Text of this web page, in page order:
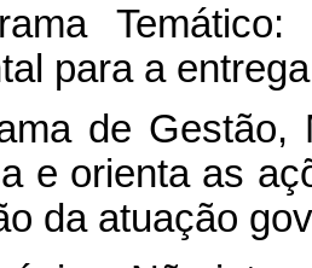
para a
de Gestão,
e orienta as
da atuação